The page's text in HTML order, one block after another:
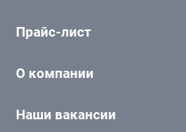
Прайс-лист
О компании
Наши вакансии